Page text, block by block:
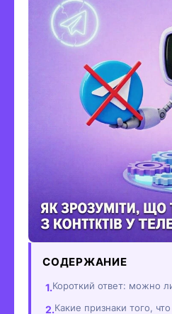
СОДЕРЖАНИЕ
Короткий ответ: можно
Какие признаки того,